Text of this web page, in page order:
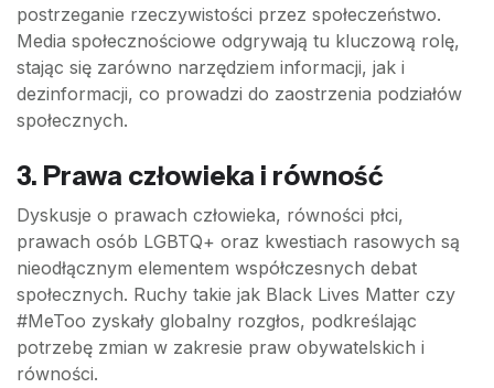
postrzeganie rzeczywistości przez społeczeństwo.
Media społecznościowe odgrywają tu kluczową rolę,
stając się zarówno narzędziem informacji, jak i
dezinformacji, co prowadzi do zaostrzenia podziałów
społecznych.
3. Prawa człowieka i równość
Dyskusje o prawach człowieka, równości płci,
prawach osób LGBTQ+ oraz kwestiach rasowych są
nieodłącznym elementem współczesnych debat
społecznych. Ruchy takie jak Black Lives Matter czy
#MeToo zyskały globalny rozgłos, podkreślając
potrzebę zmian w zakresie praw obywatelskich i
równości.